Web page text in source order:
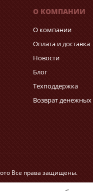
О КОМПАНИИ
О компании
Оплата и доставка
Новости
Блог
Техподдержка
Возврат денежных
Все права защищены.